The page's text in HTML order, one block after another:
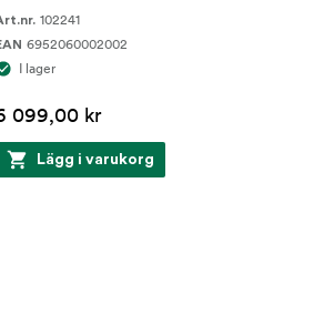
102241
6952060002002
I lager
099,00 kr
Lägg i varukorg